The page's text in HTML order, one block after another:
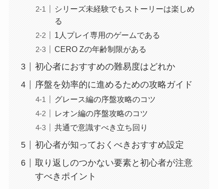
シリーズ未経験でもストーリーは楽しめ
る
1人プレイ専用のゲームである
CERO Zの年齢制限がある
初心者におすすめの難易度はどれか
序盤を効率的に進めるための攻略ガイド
グレース編の序盤攻略のコツ
レオン編の序盤攻略のコツ
共通で意識すべき立ち回り
初心者が知っておくべきおすすめ設定
取り返しのつかない要素と初心者が注意
すべきポイント